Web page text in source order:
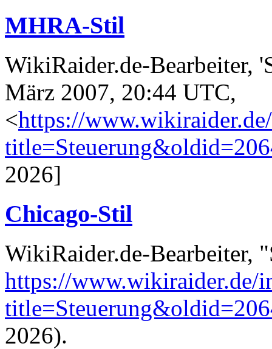
MHRA-Stil
WikiRaider.de-Bearbeiter,
März 2007, 20:44 UTC,
<https://
2026]
Chicago-Stil
WikiRaider.de-Bearbeiter,
https://www.wikiraider.de/
2026).